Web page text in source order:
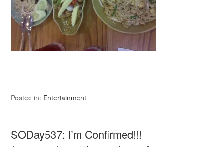
Posted in: Entertainment
SODay537: I’m Confirmed!!!